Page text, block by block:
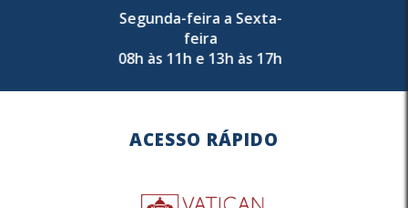
Segunda-feira a Sexta-
feira
08h às 11h e 13h às 17h
ACESSO RÁPIDO